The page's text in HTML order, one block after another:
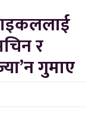
र
गुमाए